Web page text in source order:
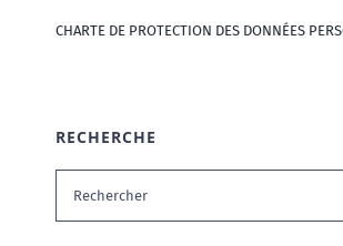
CHARTE DE PROTECTION DES DONNÉES
RECHERCHE
Rechercher: